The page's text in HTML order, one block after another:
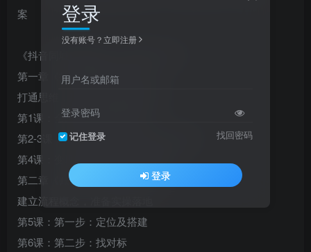
《抖音同城IP陪跑营》课程体系介绍
第一章《抖音同城IP基本认知》
打通思维，建立抖音系统商业观
第1课：全国IP及同城IP流量
第2-3课：定位-账号-内容-变现打法通识
第4课：变现7步法介绍及资源筹备
第二章《账号起号低粉变现7步法》
建立流程概念，准备实操落地
第5课：第一步：定位及搭建
第6课：第二步：找对标
登录
没有账号？立即注册
用户名或邮箱
登录密码
记住登录 找回密码
登录